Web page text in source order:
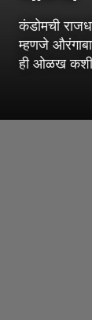
कंडोमची
म्हणजे
ही ओळख कशी